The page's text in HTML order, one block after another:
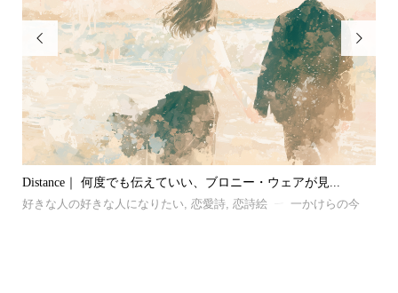

懐かしさの向こう｜ コロンブスになれなかったあなたへ。江國
香...
